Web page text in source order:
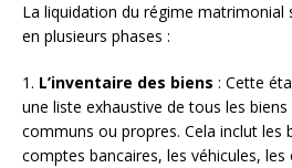
La liquidation du régime matrimonial
en plusieurs phases :
1. L’inventaire des biens : Cette
une liste exhaustive de tous les biens
communs ou propres. Cela inclut les
comptes bancaires, les véhicules,